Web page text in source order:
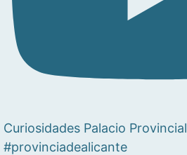
Curiosidades Palacio Provincial
#provinciadealicante